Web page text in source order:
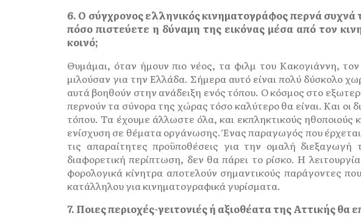
6. Ο σύγχρονος ελληνικός κινηματογράφος περνά
πόσο πιστεύετε η δύναμη της εικόνας μέσα από τον
κοινό;
Θυμάμαι, όταν ήμουν πιο νέος, τα φιλμ του Κακογιάννη,
μιλούσαν για την Ελλάδα. Σήμερα αυτό είναι πολύ δύσκολο
αυτά βοηθούν στην ανάδειξη ενός τόπου. Ο κόσμος στο
περνούν τα σύνορα της χώρας τόσο καλύτερο θα είναι. Και
τόπου. Τα έχουμε άλλωστε όλα, και εκπληκτικούς ηθοποιούς
ενίσχυση σε θέματα οργάνωσης. Ένας παραγωγός που έρχεται
τις απαραίτητες προϋποθέσεις για την ομαλή διεξαγωγή
διαφορετική περίπτωση, δεν θα πάρει το ρίσκο. Η
φορολογικά κίνητρα αποτελούν σημαντικούς παράγοντες
κατάλληλου για κινηματογραφικά γυρίσματα.
7. Ποιες περιοχές-γειτονιές ή αξιοθέατα της Αττικής θα